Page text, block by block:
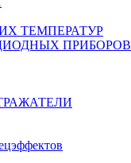
ТЕМПЕРАТУР
ПРИБОРОВ